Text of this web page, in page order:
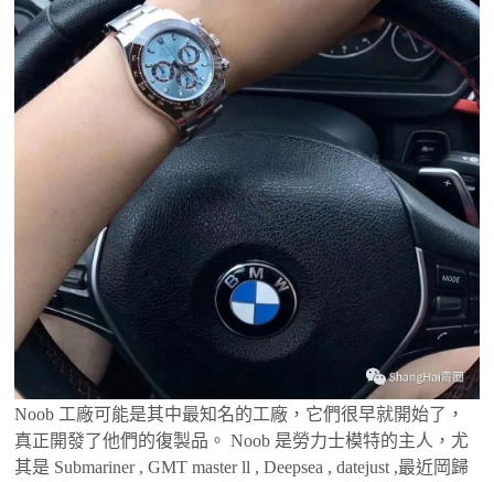
Noob 工廠可能是其中最知名的工廠，它們很早就開始了，
真正開發了他們的復製品。 Noob 是勞力士模特的主人，尤
其是 Submariner , GMT master ll , Deepsea , datejust ,最近岡歸